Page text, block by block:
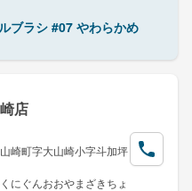
ブラシ #07 やわらかめ
店
崎町字大山崎小字斗加坪
にぐんおおやまざきちょ